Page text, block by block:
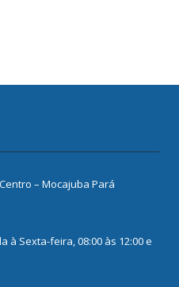
– Mocajuba Pará
à Sexta-feira, 08:00 às 12:00 e